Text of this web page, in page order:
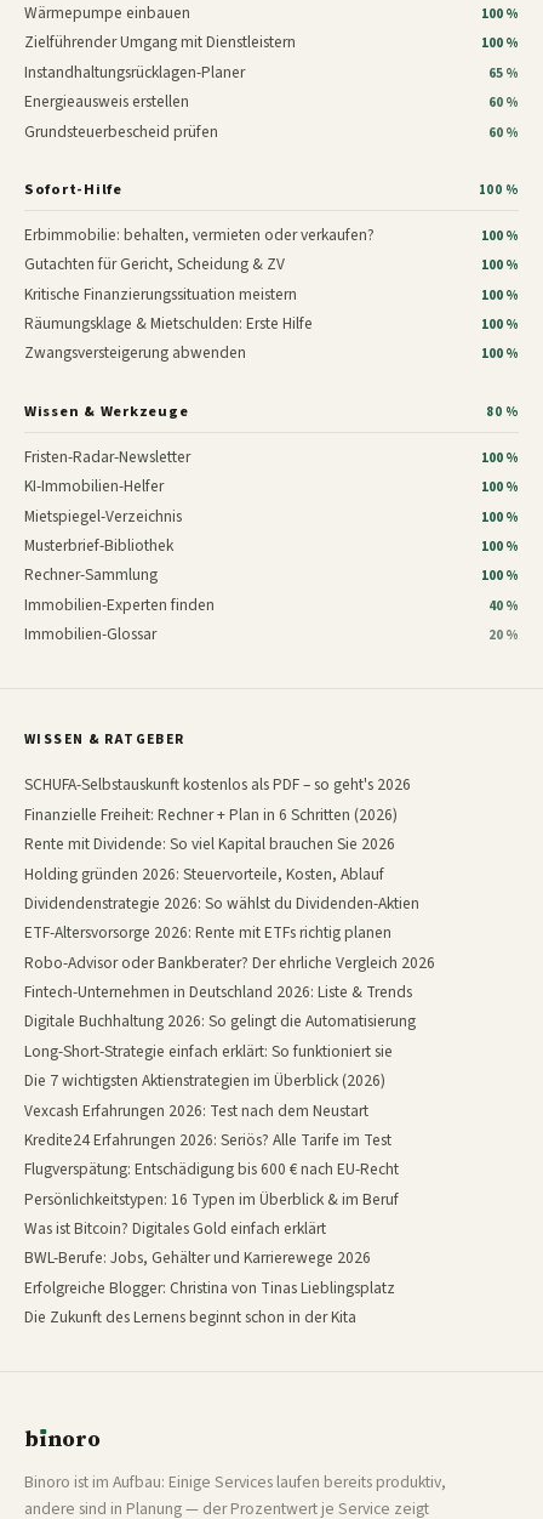
Wärmepumpe einbauen 100 %
Zielführender Umgang mit Dienstleistern 100 %
Instandhaltungsrücklagen-Planer 65 %
Energieausweis erstellen 60 %
Grundsteuerbescheid prüfen 60 %
Sofort-Hilfe 100 %
Erbimmobilie: behalten, vermieten oder verkaufen? 100 %
Gutachten für Gericht, Scheidung & ZV 100 %
Kritische Finanzierungssituation meistern 100 %
Räumungsklage & Mietschulden: Erste Hilfe 100 %
Zwangsversteigerung abwenden 100 %
Wissen & Werkzeuge 80 %
Fristen-Radar-Newsletter 100 %
KI-Immobilien-Helfer 100 %
Mietspiegel-Verzeichnis 100 %
Musterbrief-Bibliothek 100 %
Rechner-Sammlung 100 %
Immobilien-Experten finden 40 %
Immobilien-Glossar 20 %
WISSEN & RATGEBER
SCHUFA-Selbstauskunft kostenlos als PDF – so geht's 2026
Finanzielle Freiheit: Rechner + Plan in 6 Schritten (2026)
Rente mit Dividende: So viel Kapital brauchen Sie 2026
Holding gründen 2026: Steuervorteile, Kosten, Ablauf
Dividendenstrategie 2026: So wählst du Dividenden-Aktien
ETF-Altersvorsorge 2026: Rente mit ETFs richtig planen
Robo-Advisor oder Bankberater? Der ehrliche Vergleich 2026
Fintech-Unternehmen in Deutschland 2026: Liste & Trends
Digitale Buchhaltung 2026: So gelingt die Automatisierung
Long-Short-Strategie einfach erklärt: So funktioniert sie
Die 7 wichtigsten Aktienstrategien im Überblick (2026)
Vexcash Erfahrungen 2026: Test nach dem Neustart
Kredite24 Erfahrungen 2026: Seriös? Alle Tarife im Test
Flugverspätung: Entschädigung bis 600 € nach EU-Recht
Persönlichkeitstypen: 16 Typen im Überblick & im Beruf
Was ist Bitcoin? Digitales Gold einfach erklärt
BWL-Berufe: Jobs, Gehälter und Karrierewege 2026
Erfolgreiche Blogger: Christina von Tinas Lieblingsplatz
Die Zukunft des Lernens beginnt schon in der Kita
bınoro
Binoro ist im Aufbau: Einige Services laufen bereits produktiv,
andere sind in Planung — der Prozentwert je Service zeigt